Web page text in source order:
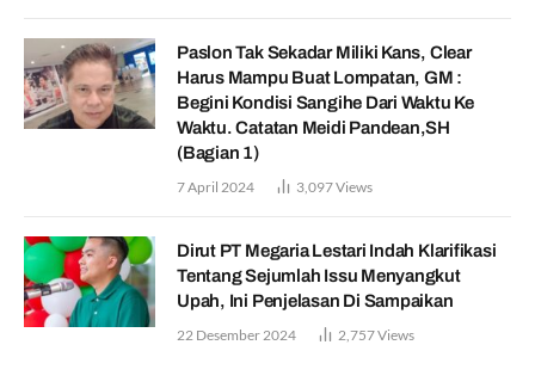
Paslon Tak Sekadar Miliki Kans, Clear
Harus Mampu Buat Lompatan, GM :
Begini Kondisi Sangihe Dari Waktu Ke
Waktu. Catatan Meidi Pandean,SH
(Bagian 1)
7 April 2024 3,097Views
Dirut PT Megaria Lestari Indah Klarifikasi
Tentang Sejumlah Issu Menyangkut
Upah, Ini Penjelasan Di Sampaikan
22 Desember 2024 2,757Views